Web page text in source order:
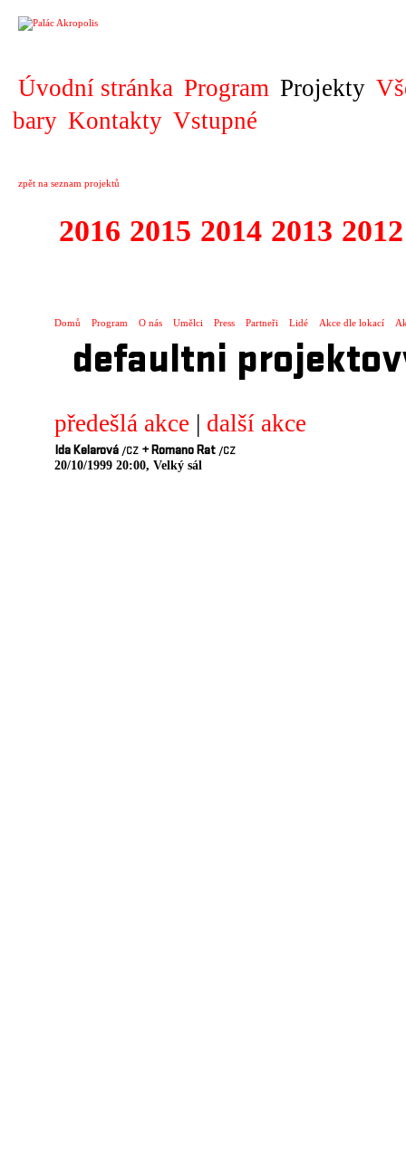
Úvodní stránka Program Projekty
bary Kontakty Vstupné
zpět na seznam projektů
2016 2015 2014 2013 2012
Domů Program O nás Umělci Press Partneři Lidé Akce dle lokací
defaultni
předešlá akce | další akce
Ida Kelarová /CZ +Romano Rat /CZ
20/10/1999 20:00, Velký sál